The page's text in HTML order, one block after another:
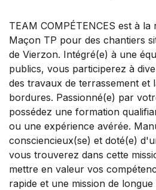
TEAM COMPÉTENCES est à
Maçon TP pour des chantiers
de Vierzon. Intégré(e) à une
publics, vous participerez à
des travaux de terrassement et
bordures. Passionné(e) par
possédez une formation
ou une expérience avérée.
consciencieux(se) et doté(e)
vous trouverez dans cette
mettre en valeur vos
rapide et une mission de